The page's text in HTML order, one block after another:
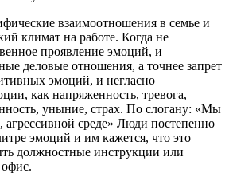
взаимоотношения в семье и
климат на работе. Когда не
проявление эмоций, и
деловые отношения, а точнее запрет
эмоций, и негласно
как напряженность, тревога,
уныние, страх. По слогану: «Мы
среде» Люди постепенно
эмоций и им кажется, что это
должностные инструкции или